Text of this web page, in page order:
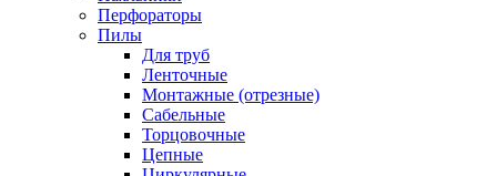
Перфораторы
Пилы
Для труб
Ленточные
Монтажные (отрезные)
Сабельные
Торцовочные
Цепные